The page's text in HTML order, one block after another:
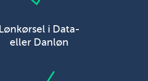
Lønkørsel i Data-
eller Danløn